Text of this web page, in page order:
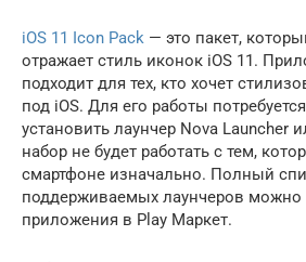
iOS 11 Icon Pack — это пакет,
отражает стиль иконок iOS 11.
подходит для тех, кто хочет
под iOS. Для его работы
установить лаунчер Nova Launcher
набор не будет работать с тем,
смартфоне изначально. Полный
поддерживаемых лаунчеров можно
приложения в Play Маркет.